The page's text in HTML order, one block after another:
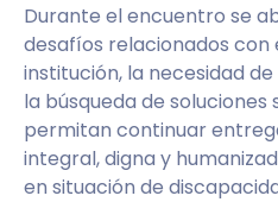
Durante el encuentro se
desafíos relacionados
institución, la necesidad
la búsqueda de soluciones
permitan continuar
integral, digna y
en situación de